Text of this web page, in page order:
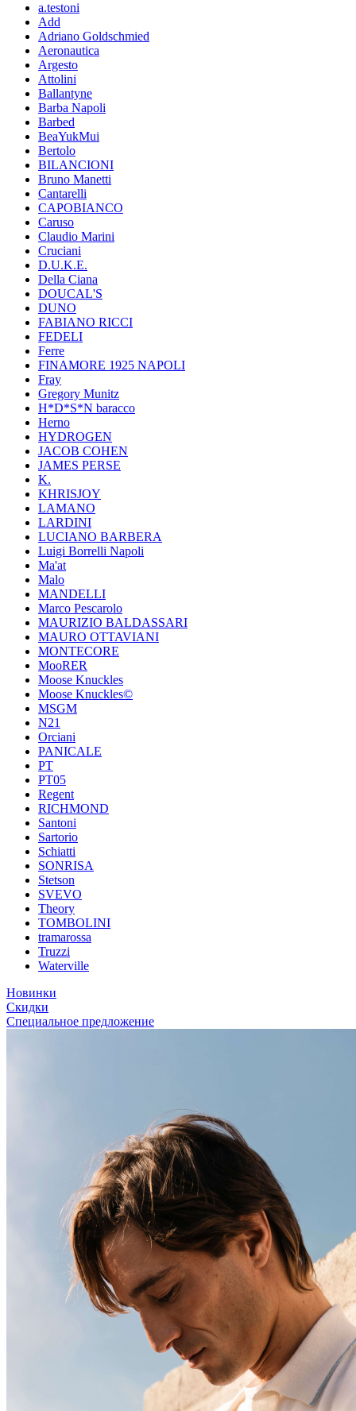
a.testoni
Add
Adriano Goldschmied
Aeronautica
Argesto
Attolini
Ballantyne
Barba Napoli
Barbed
BeaYukMui
Bertolo
BILANCIONI
Bruno Manetti
Cantarelli
CAPOBIANCO
Caruso
Claudio Marini
Cruciani
D.U.K.E.
Della Ciana
DOUCAL'S
DUNO
FABIANO RICCI
FEDELI
Ferre
FINAMORE 1925 NAPOLI
Fray
Gregory Munitz
H*D*S*N baracco
Herno
HYDROGEN
JACOB COHEN
JAMES PERSE
K.
KHRISJOY
LAMANO
LARDINI
LUCIANO BARBERA
Luigi Borrelli Napoli
Ma'at
Malo
MANDELLI
Marco Pescarolo
MAURIZIO BALDASSARI
MAURO OTTAVIANI
MONTECORE
MooRER
Moose Knuckles
Moose Knuckles©️
MSGM
N21
Orciani
PANICALE
PT
PT05
Regent
RICHMOND
Santoni
Sartorio
Schiatti
SONRISA
Stetson
SVEVO
Theory
TOMBOLINI
tramarossa
Truzzi
Waterville
Новинки
Скидки
Специальное предложение